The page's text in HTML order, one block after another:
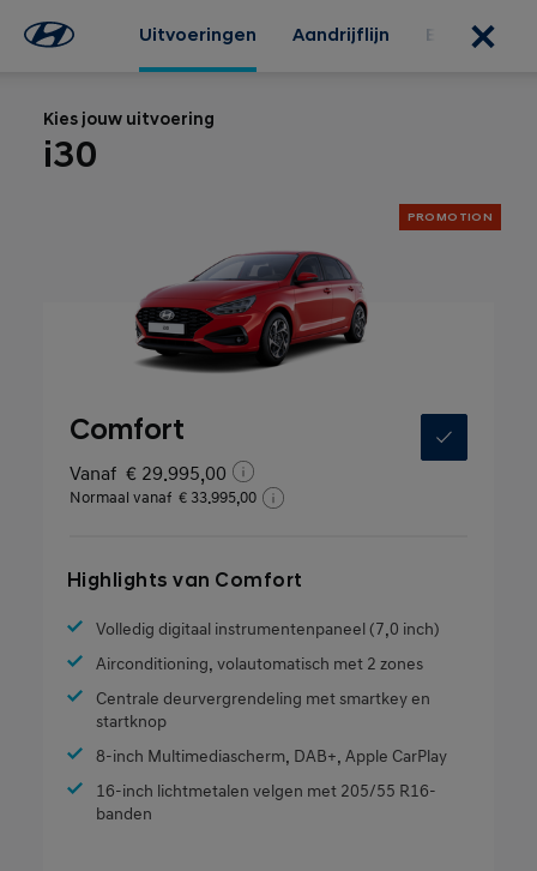
Uitvoeringen Aandrijflijn Exterieur
Kies jouw uitvoering
i30
PROMOTION
Comfort
Vanaf € 29.995,00
Normaal vanaf € 33.995,00
Highlights van Comfort
Volledig digitaal instrumentenpaneel (7,0 inch)
Airconditioning, volautomatisch met 2 zones
Centrale deurvergrendeling met smartkey en
startknop
8-inch Multimediascherm, DAB+, Apple CarPlay
16-inch lichtmetalen velgen met 205/55 R16-
banden